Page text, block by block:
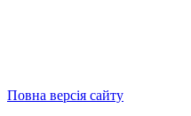
Повна версія сайту